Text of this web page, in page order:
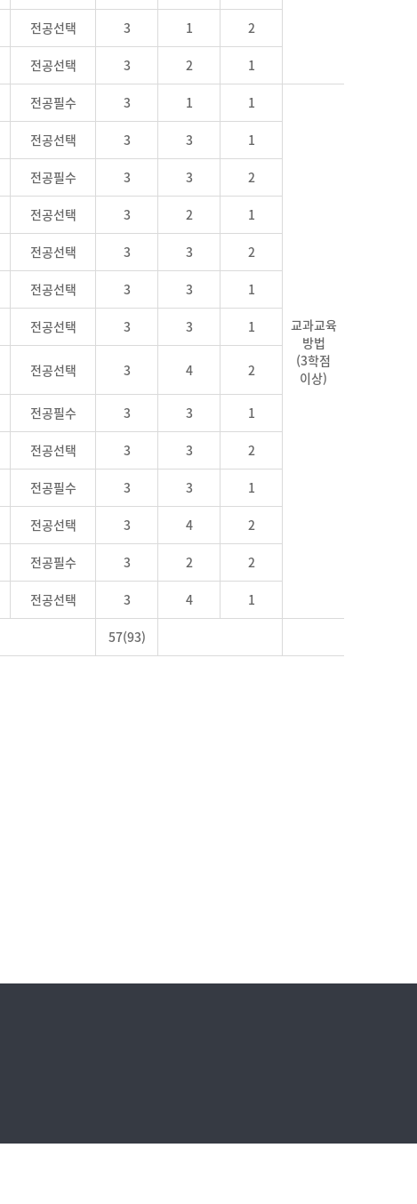
전공선택 3 1 2
전공선택 3 2 1
전공필수 3 1 1
교과교육
방법
(3학점
이상)
전공선택 3 3 1
전공필수 3 3 2
전공선택 3 2 1
전공선택 3 3 2
전공선택 3 3 1
전공선택 3 3 1
전공선택 3 4 2
전공필수 3 3 1
전공선택 3 3 2
전공필수 3 3 1
전공선택 3 4 2
전공필수 3 2 2
전공선택 3 4 1
57(93)